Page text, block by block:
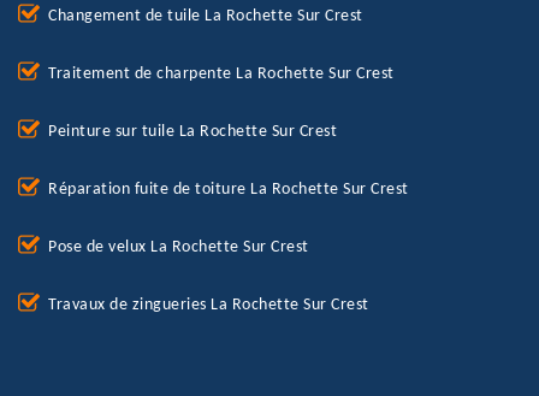
Changement de tuile La Rochette Sur Crest
Traitement de charpente La Rochette Sur Crest
Peinture sur tuile La Rochette Sur Crest
Réparation fuite de toiture La Rochette Sur Crest
Pose de velux La Rochette Sur Crest
Travaux de zingueries La Rochette Sur Crest